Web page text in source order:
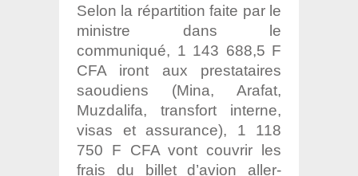
Selon la répartition faite par le
ministre dans le
communiqué, 1 143 688,5 F
CFA iront aux prestataires
saoudiens (Mina, Arafat,
Muzdalifa, transfort interne,
visas et assurance), 1 118
750 F CFA vont couvrir les
frais du billet d’avion aller-